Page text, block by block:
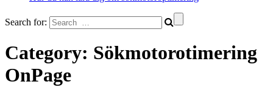
Search for:
Category: Sökmotorotimering
OnPage